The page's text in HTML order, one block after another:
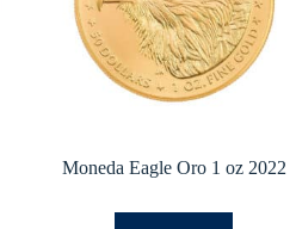
Moneda Eagle Oro 1 oz 2022